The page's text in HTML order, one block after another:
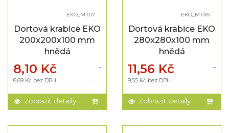
EKO_M 017
Dortová krabice EKO
200x200x100 mm
hnědá
8,10 Kč
Na objednávku
6,69 Kč bez DPH
Zobrazit detaily
EKO_M 016
Dortová krabice EKO
280x280x100 mm
hnědá
11,56 Kč
Na objednávku
9,55 Kč bez DPH
Zobrazit detaily